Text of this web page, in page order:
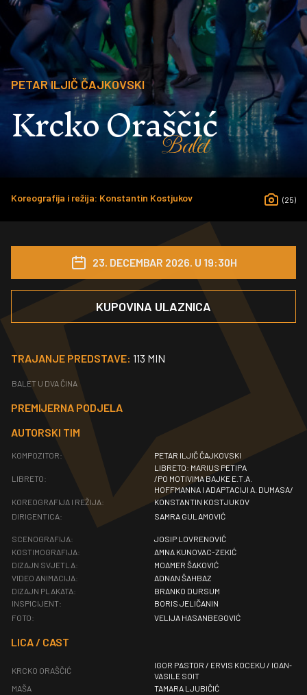
PETAR ILJIČ ČAJKOVSKI
Krcko Oraščić
Balet
Koreografija i režija: Konstantin Kostjukov (25)
23. DECEMBAR 2026. U 19:30H
KUPOVINA ULAZNICA
TRAJANJE PREDSTAVE: 113 MIN
BALET U DVA ČINA
PREMIJERNA PODJELA
AUTORSKI TIM
KOMPOZITOR: PETAR ILJIČ ČAJKOVSKI
LIBRETO:
LIBRETO: MARIUS PETIPA
/PO MOTIVIMA BAJKE E.T.A.
HOFFMANNA I ADAPTACIJI A. DUMASA/
KOREOGRAFIJA I REŽIJA:
KONSTANTIN KOSTJUKOV
DIRIGENTICA:
SAMRA GULAMOVIĆ
SCENOGRAFIJA:
JOSIP LOVRENOVIĆ
KOSTIMOGRAFIJA:
AMNA KUNOVAC-ZEKIĆ
DIZAJN SVJETLA:
MOAMER ŠAKOVIĆ
VIDEO ANIMACIJA:
ADNAN ŠAHBAZ
DIZAJN PLAKATA:
BRANKO DURSUM
INSPICIJENT:
BORIS JELIČANIN
FOTO:
VELIJA HASANBEGOVIĆ
LICA / CAST
KRCKO ORAŠČIĆ
IGOR PASTOR / ERVIS KOCEKU / IOAN‐
VASILE SOIT
MAŠA
TAMARA LJUBIČIĆ